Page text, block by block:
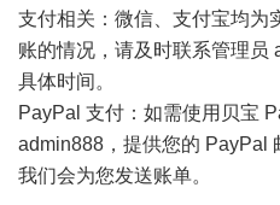
支付相关：微信、支付宝均为
账的情况，请及时联系管理员
具体时间。
PayPal 支付：如需使用贝宝
admin888，提供您的 PayPal
我们会为您发送账单。